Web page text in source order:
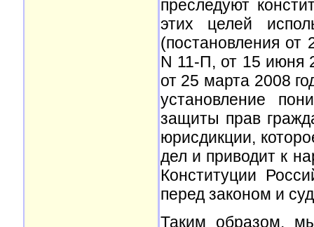
преследуют
этих целей
(постановления
N 11-П, от 15 июня
от 25 марта 2008
установление
защиты прав
юрисдикции,
дел и приводит к
Конституции
перед законом и
Таким образом,